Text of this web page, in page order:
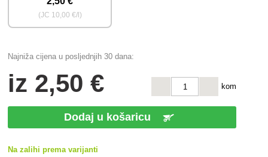
(JC 10,00 €/l)
Najniža cijena u posljednjih 30 dana:
iz 2,50 € kom
Dodaj u košaricu
Na zalihi prema varijanti